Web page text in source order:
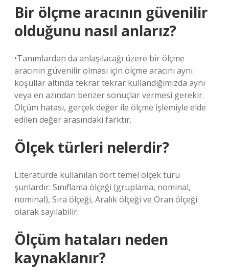
Bir ölçme aracının güvenilir
olduğunu nasıl anlarız?
•Tanımlardan da anlaşılacağı üzere bir ölçme
aracının güvenilir olması için ölçme aracını aynı
koşullar altında tekrar tekrar kullandığımızda aynı
veya en azından benzer sonuçlar vermesi gerekir.
Ölçüm hatası, gerçek değer ile ölçme işlemiyle elde
edilen değer arasındaki farktır.
Ölçek türleri nelerdir?
Literatürde kullanılan dört temel ölçek türü
şunlardır: Sınıflama ölçeği (gruplama, nominal,
nominal), Sıra ölçeği, Aralık ölçeği ve Oran ölçeği
olarak sayılabilir.
Ölçüm hataları neden
kaynaklanır?